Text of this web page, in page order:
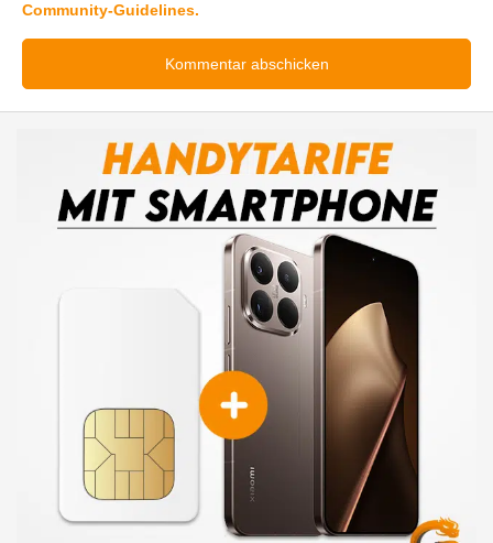
Community-Guidelines.